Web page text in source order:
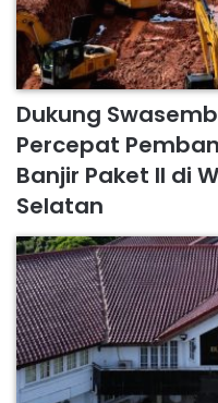
Dukung
Percepat
Banjir Paket II di
Selatan